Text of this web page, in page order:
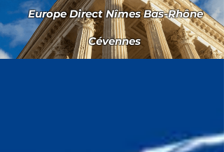
Europe Direct Nîmes Bas-Rhône
Cévennes
à l'affiche